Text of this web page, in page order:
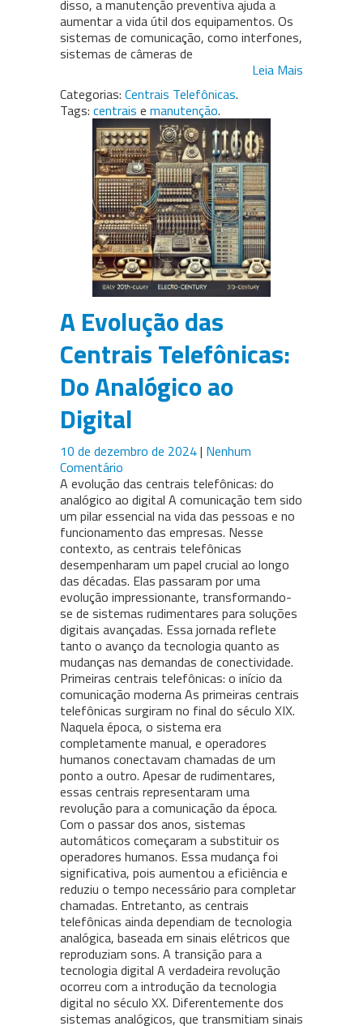
disso, a manutenção preventiva ajuda a
aumentar a vida útil dos equipamentos. Os
sistemas de comunicação, como interfones,
sistemas de câmeras de
Leia Mais
Categorias: Centrais Telefônicas.
Tags: centrais e manutenção.
A Evolução das
Centrais Telefônicas:
Do Analógico ao
Digital
10 de dezembro de 2024| Nenhum
Comentário
A evolução das centrais telefônicas: do
analógico ao digital A comunicação tem sido
um pilar essencial na vida das pessoas e no
funcionamento das empresas. Nesse
contexto, as centrais telefônicas
desempenharam um papel crucial ao longo
das décadas. Elas passaram por uma
evolução impressionante, transformando-
se de sistemas rudimentares para soluções
digitais avançadas. Essa jornada reflete
tanto o avanço da tecnologia quanto as
mudanças nas demandas de conectividade.
Primeiras centrais telefônicas: o início da
comunicação moderna As primeiras centrais
telefônicas surgiram no final do século XIX.
Naquela época, o sistema era
completamente manual, e operadores
humanos conectavam chamadas de um
ponto a outro. Apesar de rudimentares,
essas centrais representaram uma
revolução para a comunicação da época.
Com o passar dos anos, sistemas
automáticos começaram a substituir os
operadores humanos. Essa mudança foi
significativa, pois aumentou a eficiência e
reduziu o tempo necessário para completar
chamadas. Entretanto, as centrais
telefônicas ainda dependiam de tecnologia
analógica, baseada em sinais elétricos que
reproduziam sons. A transição para a
tecnologia digital A verdadeira revolução
ocorreu com a introdução da tecnologia
digital no século XX. Diferentemente dos
sistemas analógicos, que transmitiam sinais